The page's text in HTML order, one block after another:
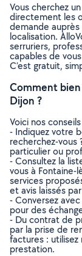
Vous cherchez
directement les
demande
localisation.
serruriers,
capables de
C’est gratuit,
Comment
Dijon ?
Voici nos
- Indiquez votre
recherchez-
particulier ou
- Consultez la
vous à Fontaine-
services
et avis laissés
- Conversez
pour des
- Du contrat de
par la prise de
factures :
prestation.